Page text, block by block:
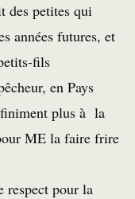
des petites qui
années futures, et
fils
en Pays
plus à la
ME la faire frire
respect pour la